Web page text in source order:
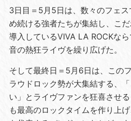
3⽇⽬＝5⽉5⽇は、数々のフェ
め続ける強者たちが集結し、こ
導⼊しているVIVA LA ROCKな
⾳の熱狂ライヴを繰り広げた。
そして最終⽇＝5⽉6⽇は、この
ラウドロック勢が⼤集結する、
い」とライヴファンを狂喜させ
も最⾼のロックタイムを作り上